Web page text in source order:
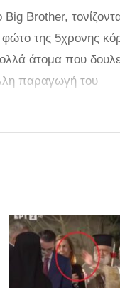
Brother,
της 5χρονης
άτομα που
παραγωγή του
ενημερώθηκα ότι
τότε είπε: